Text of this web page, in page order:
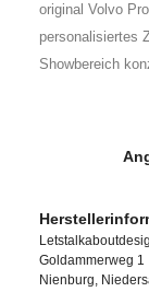
original Volvo
personalisiertes
Showbereich
Goldammerweg 1
Nienburg,